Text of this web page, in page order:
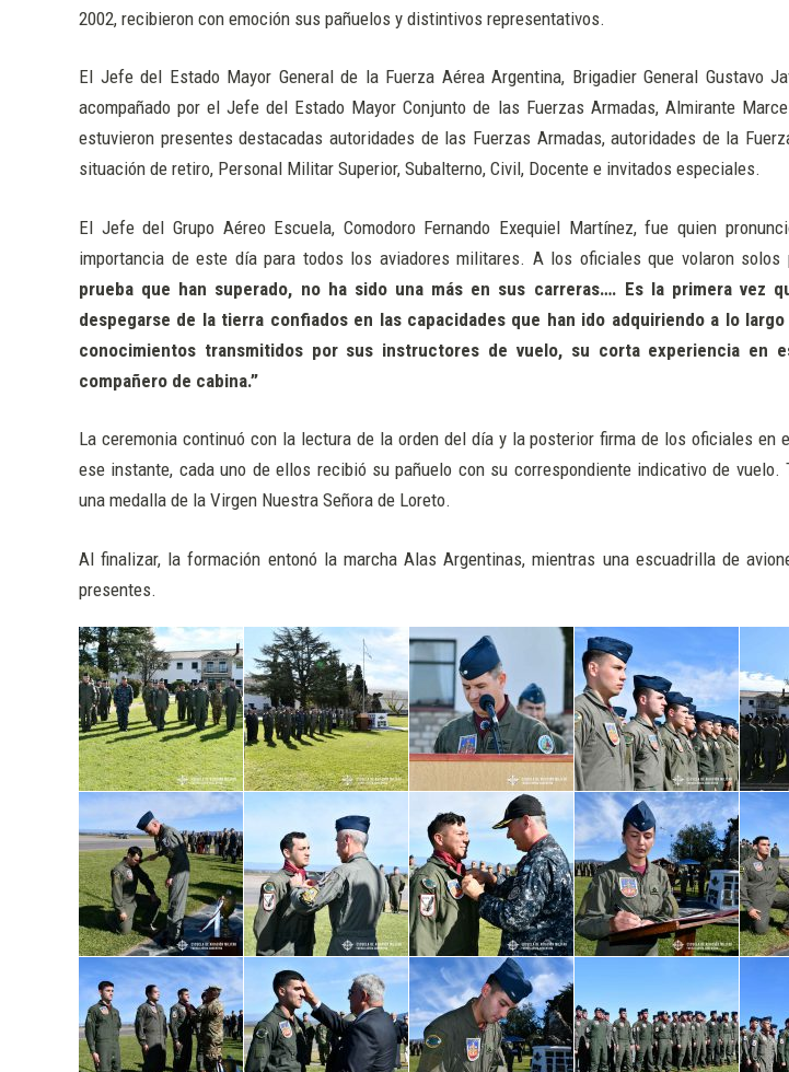
2002, recibieron con emoción sus pañuelos y distintivos representativos.
El Jefe del Estado Mayor General de la Fuerza Aérea Argentina, Brigadier General Gustavo
acompañado por el Jefe del Estado Mayor Conjunto de las Fuerzas Armadas, Almirante
estuvieron presentes destacadas autoridades de las Fuerzas Armadas, autoridades de la
situación de retiro, Personal Militar Superior, Subalterno, Civil, Docente e invitados especiales.
El Jefe del Grupo Aéreo Escuela, Comodoro Fernando Exequiel Martínez, fue quien
importancia de este día para todos los aviadores militares. A los oficiales que volaron solos
prueba que han superado, no ha sido una más en sus carreras…. Es la primera vez
despegarse de la tierra confiados en las capacidades que han ido adquiriendo a lo
conocimientos transmitidos por sus instructores de vuelo, su corta experiencia en
compañero de cabina.”
La ceremonia continuó con la lectura de la orden del día y la posterior firma de los oficiales en
ese instante, cada uno de ellos recibió su pañuelo con su correspondiente indicativo de
una medalla de la Virgen Nuestra Señora de Loreto.
Al finalizar, la formación entonó la marcha Alas Argentinas, mientras una escuadrilla de
presentes.